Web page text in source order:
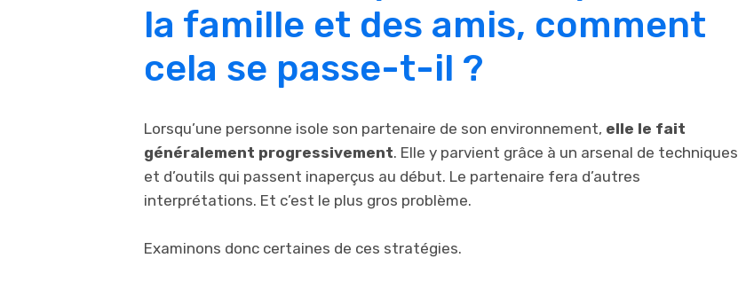
la famille et des amis, comment
cela se passe-t-il ?
Lorsqu’une personne isole son partenaire de son environnement, elle le fait
généralement progressivement. Elle y parvient grâce à un arsenal de techniques
et d’outils qui passent inaperçus au début. Le partenaire fera d’autres
interprétations. Et c’est le plus gros problème.
Examinons donc certaines de ces stratégies.